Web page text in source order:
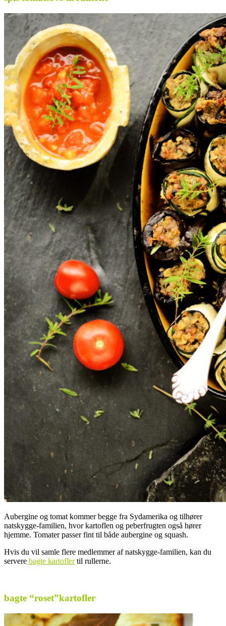
Aubergine og tomat kommer begge fra Sydamerika og tilhører
natskygge-familien, hvor kartoflen og peberfrugten også hører
hjemme. Tomater passer fint til både aubergine og squash.
Hvis du vil samle flere medlemmer af natskygge-familien, kan du
servere bagte kartoflertil rullerne.
bagte “roset”kartofler